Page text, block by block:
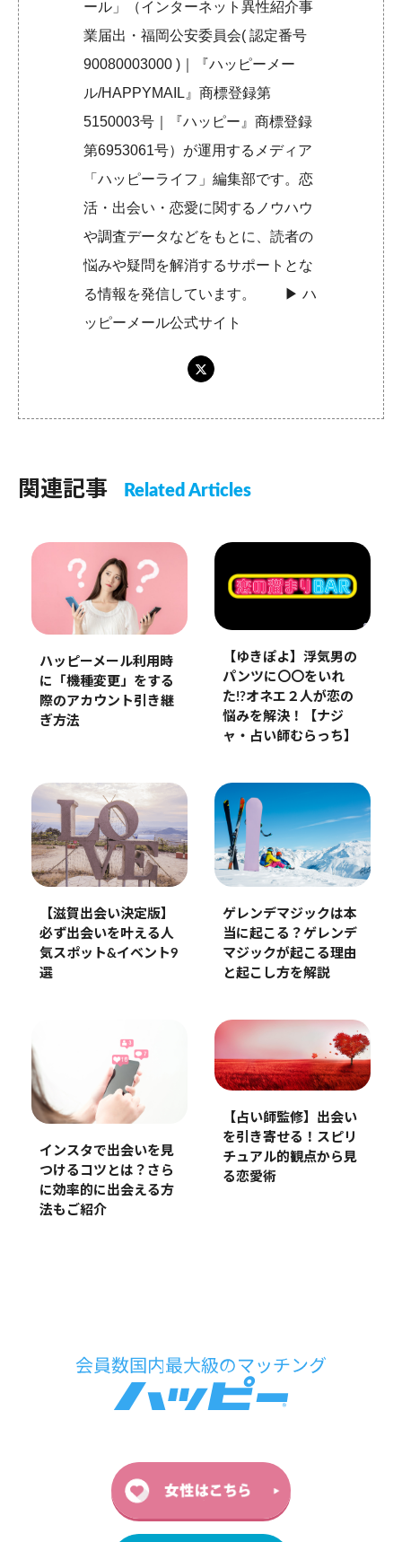
ール」（インターネット異性紹介事
業届出・福岡公安委員会( 認定番号
90080003000 )｜『ハッピーメー
ル/HAPPYMAIL』商標登録第
5150003号｜『ハッピー』商標登録
第6953061号）が運用するメディア
「ハッピーライフ」編集部です。恋
活・出会い・恋愛に関するノウハウ
や調査データなどをもとに、読者の
悩みや疑問を解消するサポートとな
る情報を発信しています。 ▶︎ハ
ッピーメール公式サイト
関連記事 Related Articles
ハッピーメール利用時
に「機種変更」をする
際のアカウント引き継
ぎ方法
【ゆきぽよ】浮気男の
パンツに〇〇をいれ
た!?オネエ２人が恋の
悩みを解決！【ナジ
ャ・占い師むらっち】
【滋賀出会い決定版】
必ず出会いを叶える人
気スポット&イベント9
選
ゲレンデマジックは本
当に起こる？ゲレンデ
マジックが起こる理由
と起こし方を解説
インスタで出会いを見
つけるコツとは？さら
に効率的に出会える方
法もご紹介
【占い師監修】出会い
を引き寄せる！スピリ
チュアル的観点から見
る恋愛術